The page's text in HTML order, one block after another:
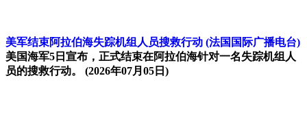
美军结束阿拉伯海失踪机组人员搜救行动 (法国国际广播电台)
美国海军5日宣布，正式结束在阿拉伯海针对一名失踪机组人
员的搜救行动。 (2026年07月05日)